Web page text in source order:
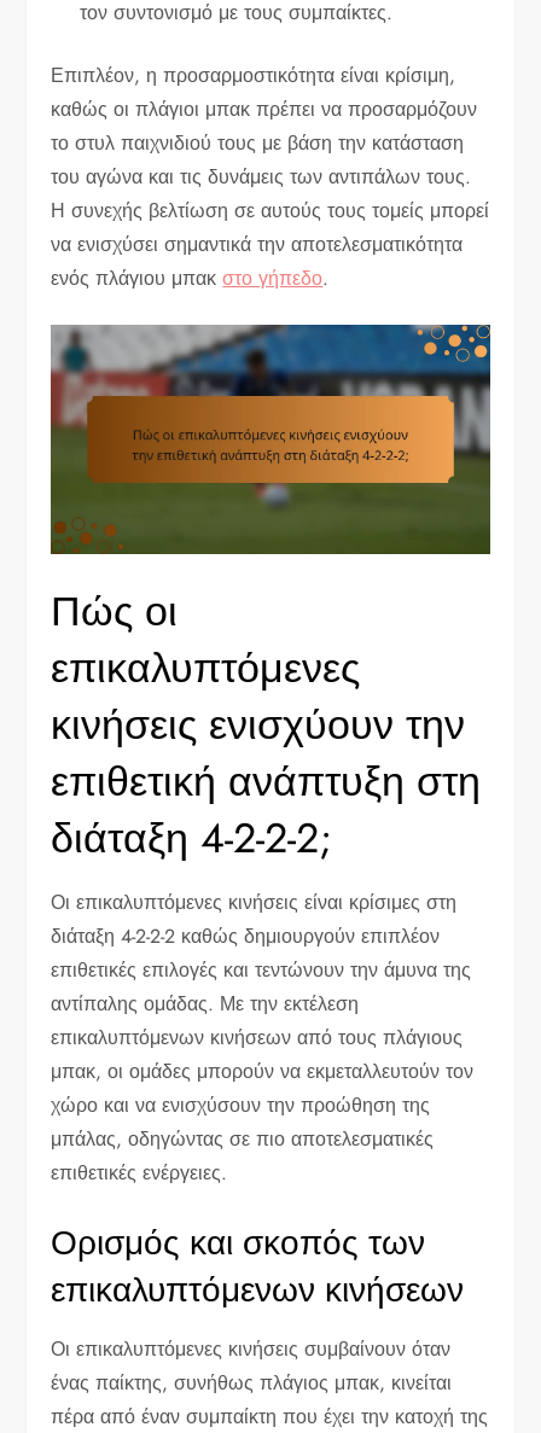
τον συντονισμό με τους συμπαίκτες.
Επιπλέον, η προσαρμοστικότητα είναι κρίσιμη,
καθώς οι πλάγιοι μπακ πρέπει να προσαρμόζουν
το στυλ παιχνιδιού τους με βάση την κατάσταση
του αγώνα και τις δυνάμεις των αντιπάλων τους.
Η συνεχής βελτίωση σε αυτούς τους τομείς μπορεί
να ενισχύσει σημαντικά την αποτελεσματικότητα
ενός πλάγιου μπακστο γήπεδο.
Πώς οι
επικαλυπτόμενες
κινήσεις ενισχύουν την
επιθετική ανάπτυξη στη
διάταξη 4-2-2-2;
Οι επικαλυπτόμενες κινήσεις είναι κρίσιμες στη
διάταξη 4-2-2-2 καθώς δημιουργούν επιπλέον
επιθετικές επιλογές και τεντώνουν την άμυνα της
αντίπαλης ομάδας. Με την εκτέλεση
επικαλυπτόμενων κινήσεων από τους πλάγιους
μπακ, οι ομάδες μπορούν να εκμεταλλευτούν τον
χώρο και να ενισχύσουν την προώθηση της
μπάλας, οδηγώντας σε πιο αποτελεσματικές
επιθετικές ενέργειες.
Ορισμός και σκοπός των
επικαλυπτόμενων κινήσεων
Οι επικαλυπτόμενες κινήσεις συμβαίνουν όταν
ένας παίκτης, συνήθως πλάγιος μπακ, κινείται
πέρα από έναν συμπαίκτη που έχει την κατοχή της